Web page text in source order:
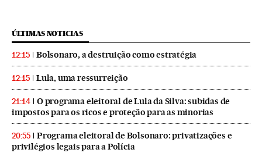
ÚLTIMAS NOTICIAS
12:15 Bolsonaro, a destruição como estratégia
12:15 Lula, uma ressurreição
21:14
O programa eleitoral de Lula da Silva: subidas de
impostos para os ricos e proteção para as minorias
20:55
Programa eleitoral de Bolsonaro: privatizações e
privilégios legais para a Polícia